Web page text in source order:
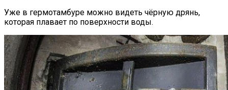
Уже в гермотамбуре можно видеть чёрную дрянь,
которая плавает по поверхности воды.